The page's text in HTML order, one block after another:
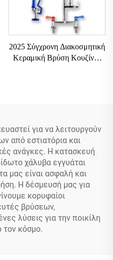
2025 Σύγχρονη Διακοσμητική
Κεραμική Βρύση Κουζίνας
για να λειτουργούν
από εστιατόρια και
ανάγκες. Η κατασκευή
χάλυβα εγγυάται
μας είναι ασφαλή και
Η δέσμευσή μας για
κορυφαίοι
βρύσεων,
λύσεις για την ποικίλη
τον κόσμο.